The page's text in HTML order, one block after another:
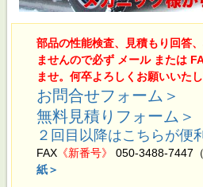
部品の性能検査、見積もり回答
ませんので必ず メール または
ませ。何卒よろしくお願いいたし
お問合せフォーム＞
無料見積りフォーム＞
２回目以降はこちらが便
FAX《新番号》 050-3488-7447
紙＞